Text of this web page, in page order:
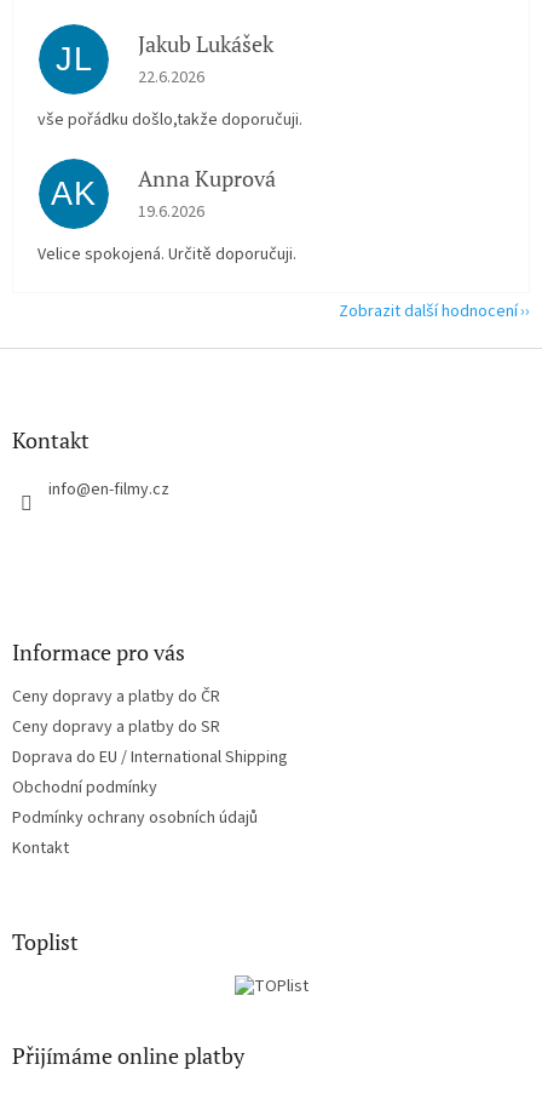
JL Jakub Lukášek
Hodnocení obchodu je 5 z 5 hvězdiček.
22.6.2026
vše pořádku došlo,takže doporučuji.
AK Anna Kuprová
Hodnocení obchodu je 5 z 5 hvězdiček.
19.6.2026
Velice spokojená. Určitě doporučuji.
Zobrazit další hodnocení
Z
Kontakt
info@en-filmy.cz
Informace pro vás
Ceny dopravy a platby do ČR
Ceny dopravy a platby do SR
Doprava do EU / International Shipping
Obchodní podmínky
Podmínky ochrany osobních údajů
Kontakt
Toplist
Přijímáme online platby